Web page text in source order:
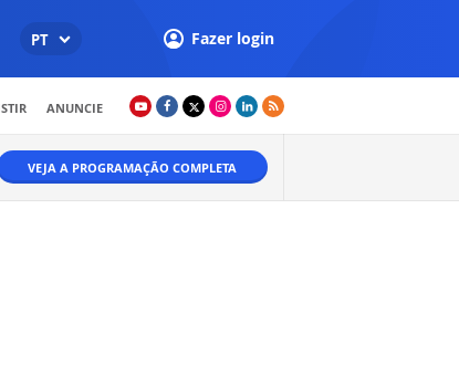
PT Fazer login
ANUNCIE
VEJA A PROGRAMAÇÃO COMPLETA